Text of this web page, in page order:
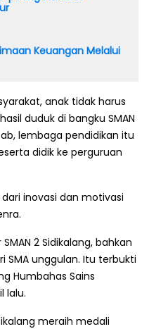
Keuangan Melalui
anak tidak harus
duduk di bangku SMAN
lembaga pendidikan itu
didik ke perguruan
inovasi dan motivasi
2 Sidikalang, bahkan
SMA unggulan. Itu terbukti
Humbahas Sains
lalu.
meraih medali